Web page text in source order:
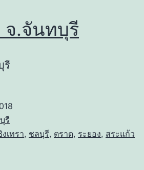
จ.จันทบุรี
รี
รี
เทรา, ชลบุรี, ตราด, ระยอง, สระแก้ว